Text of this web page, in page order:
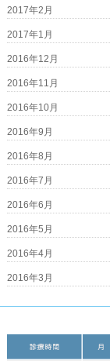
2017年2月
2017年1月
2016年12月
2016年11月
2016年10月
2016年9月
2016年8月
2016年7月
2016年6月
2016年5月
2016年4月
2016年3月